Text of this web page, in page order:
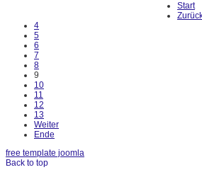
Start
4
5
6
7
8
9
10
11
12
13
Weiter
Ende
free template joomla
Back to top